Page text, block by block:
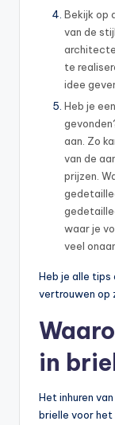
Bekijk op
van de
te
idee
Heb je
aan. Zo
van de
prijzen.
waar je
veel
Heb je alle tips
vertrouwen op
in
Het inhuren
brielle voor het